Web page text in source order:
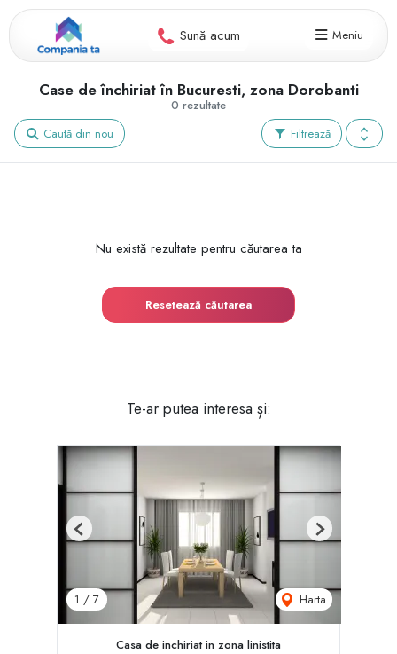
Sună acum Meniu
0 rezultate
Case de închiriat în Bucuresti, zona Dorobanti
Filtrează
Caută din nou
Nu există rezultate pentru căutarea ta
Resetează căutarea
Te-ar putea interesa și:
1 / 7 Harta
Previous Next
Casa de inchiriat in zona linistita